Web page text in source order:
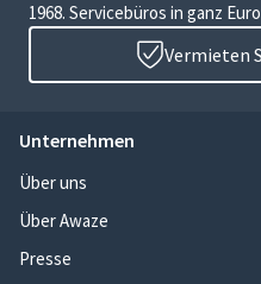
1968. Servicebüros in ganz
Vermieten
Unternehmen
Über uns
Über Awaze
Presse